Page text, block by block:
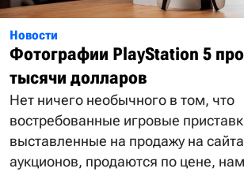
Новости
Фотографии PlayStation 5
тысячи долларов
Нет ничего необычного в том, что
востребованные игровые
выставленные на продажу на
аукционов, продаются по цене,